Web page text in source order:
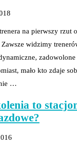
na pierwszy rzut
widzimy
mało kto zdaje
…
to